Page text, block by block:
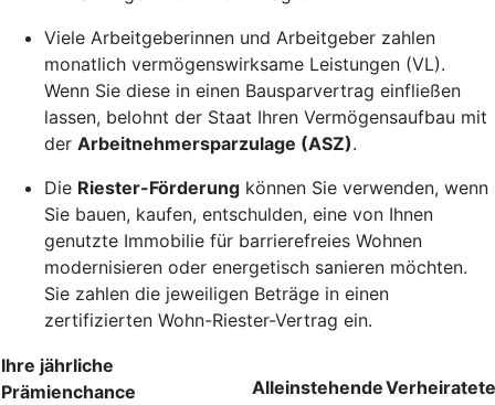
Viele Arbeitgeberinnen und Arbeitgeber zahlen
monatlich vermögenswirksame Leistungen (VL).
Wenn Sie diese in einen Bausparvertrag einfließen
lassen, belohnt der Staat Ihren Vermögensaufbau mit
der Arbeitnehmersparzulage (ASZ).
Die Riester-Förderung können Sie verwenden, wenn
Sie bauen, kaufen, entschulden, eine von Ihnen
genutzte Immobilie für barrierefreies Wohnen
modernisieren oder energetisch sanieren möchten.
Sie zahlen die jeweiligen Beträge in einen
zertifizierten Wohn-Riester-Vertrag ein.
Ihre jährliche
Prämienchance
Alleinstehende